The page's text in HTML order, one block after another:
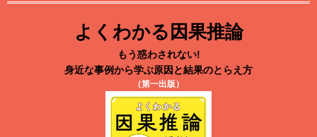
よくわかる因果推論
もう惑わされない!
身近な事例から学ぶ原因と結果のとらえ方
（第一出版）